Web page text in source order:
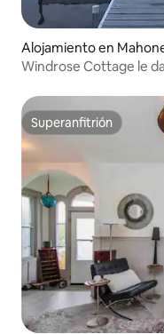
Alojamiento en
Windrose Cottage le
Superanfitrión
Superanfitrión